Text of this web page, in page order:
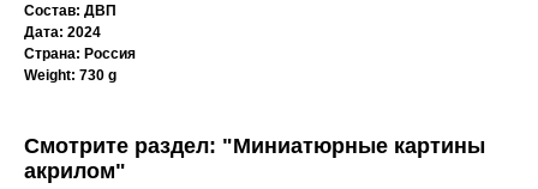
Состав: ДВП
Дата: 2024
Страна: Россия
Weight: 730 g
Смотрите раздел: "Миниатюрные картины
акрилом"